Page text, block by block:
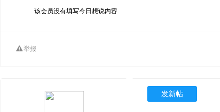
该会员没有填写今日想说内容.
举报
发新帖